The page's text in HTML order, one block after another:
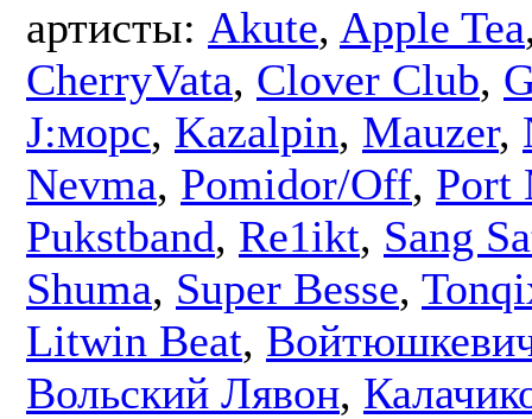
артисты: Akute, Apple Tea
CherryVata, Clover Club,
J:морс, Kazalpin, Mauzer,
Nevma, Pomidor/Off, Port
Pukstband, Re1ikt, Sang
Shuma, Super Besse,
Litwin Beat,
Вольский Лявон,